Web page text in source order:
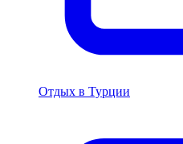
Отдых в Турции